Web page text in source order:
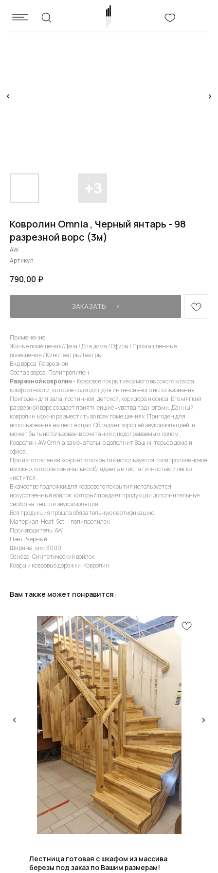
Ковролин Omnia , Черный янтарь - 98
разрезной ворс (3м)
AW
Артикул:
790,00 ₽
ЗАКАЗАТЬ⠀⠀›
Применение:
Жилые помещения/Дача / Для дома / Офисы / Промышленные
помещения / Кинотеатры/Театры.
Вид ворса: Разрезной
Состав ворса: Полипропилен
Разрезной ковролин - Ковровое покрытие самого высокого класса
комфортности, которое подходит для интенсивного использования.
Пригоден для зала, гостинной, детской, коридора и офиса. Его мягкий
разрезной ворс создает приятнейшие чувства под ногами. Данный
ковролин можно разместить во всех помещениях. Пригоден для
использования на лестницах. Обладает хорошей звукоизоляцией, и
может быть использован в сочетании с подогреваемым полом.
Ковролин AW Omnia замечательно дополнит Ваш интерьер дома и
офиса.
При изготовлении коврового покрытия используется полипропиленовое
волокно, которое изначально обладает антистатичностью и легко
чистится.
В качестве подложки для коврового покрытия используется
искусственный войлок, который придает продукции дополнительные
свойства тепло и звукоизоляции.
Вся продукция прошла обязательную сертификацию.
Материал: Heat-Set — полипропилен
Производитель: AW
Цвет: Черный
Ширина, мм: 3000
Основа: Синтетический войлок
Ковры и ковровые дорожки: Ковролин
Вам также может понравится:
Лестница готовая с шкафом из массива
березы под заказ по Вашим размерам!
Опытные специалисты помогут Вам с дизайном
проекта, подберут нужные материалы и крепежи
ДИЗАЙН
КОНСУЛЬТАЦИЯ
Мы ответим на все вопросы, поможем с планировкой,
бюджетом и организацией вашего проекта
УСТАНОВКА
Мы предоставляем полную установку и сборку
лестницы с доставкой и гарантией на продукт